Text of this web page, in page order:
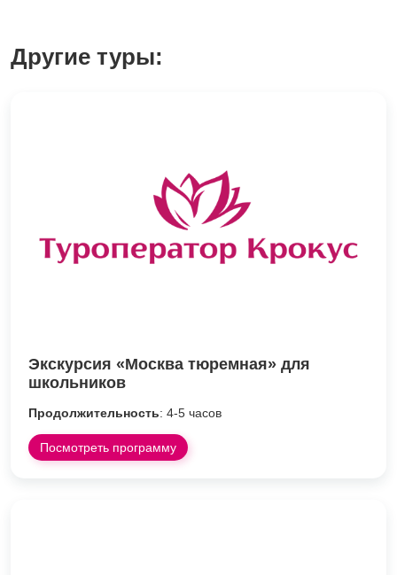
Другие туры:
Экскурсия «Москва тюремная» для
школьников
Продолжительность: 4-5 часов
Посмотреть программу